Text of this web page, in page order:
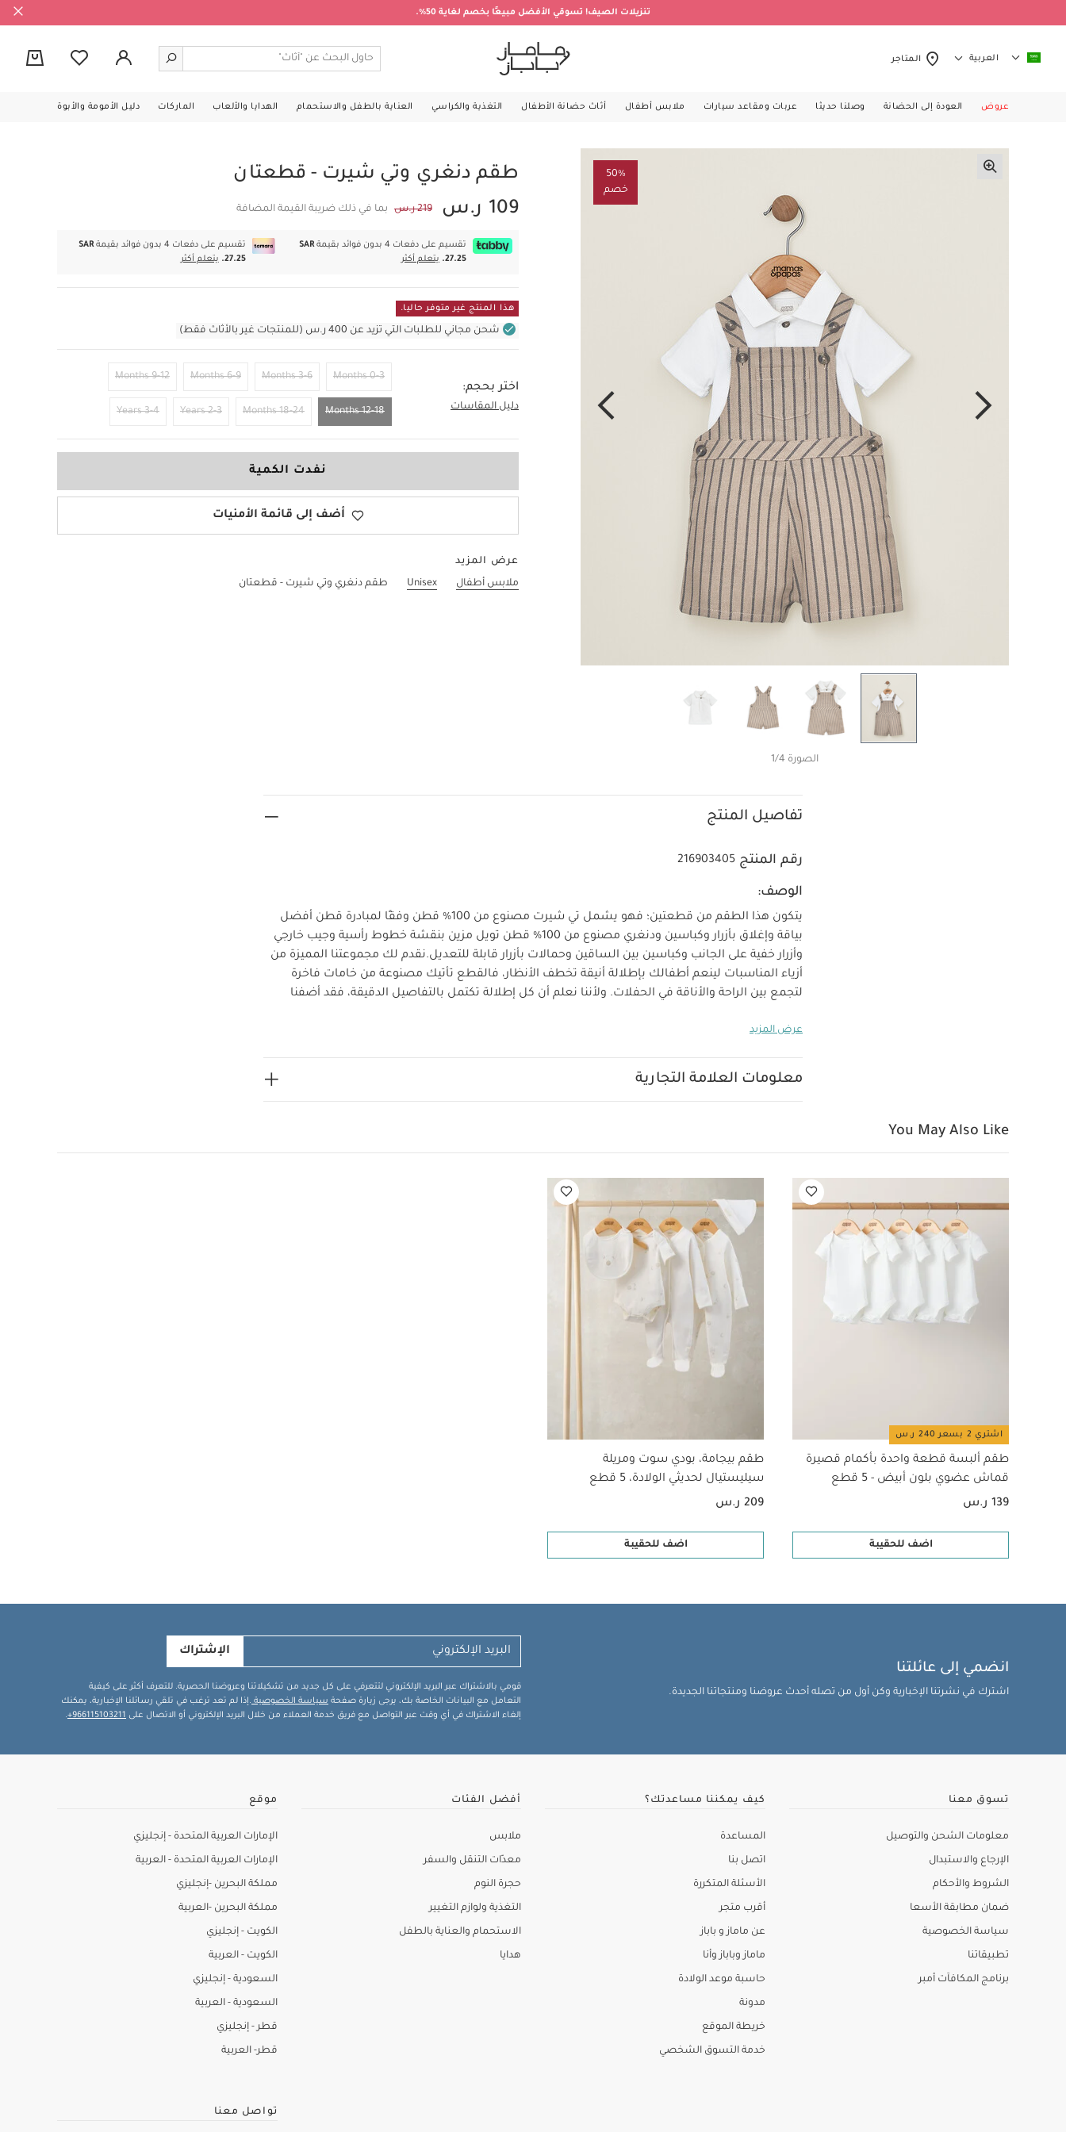
تنزيلات الصيف! تسوقي الأفضل مبيعًا بخصم لغاية 50%.
العربية المتاجر
عروض العودة إلى الحضانة وصلنا حديثا عربات ومقاعد سيارات ملابس أطفال أثاث حضانة الأطفال التغذية والكراسي العناية بالطفل والاستحمام الهدايا والألعاب الماركات دليل الأمومة والأبوة
50%
خصم
الصورة 1/4
طقم دنغري وتي شيرت - قطعتان
109 ر.س
219 ر.س بما في ذلك ضريبة القيمة المضافة
تقسيم على دفعات 4 بدون فوائد بقيمة
SAR
27.25.
يتعلم أكثر
تقسيم على دفعات 4 بدون فوائد بقيمة
SAR
27.25.
يتعلم أكثر
هذا المنتج غير متوفر حاليا.
شحن مجاني للطلبات التي تزيد عن 400 ر.س (للمنتجات غير بالأثاث فقط)
اختر بحجم:
دليل المقاسات
0-3 Months
3-6 Months
6-9 Months
9-12 Months
12-18 Months
18-24 Months
2-3 Years
3-4 Years 12-18 Months
نفدت الكمية
أضف إلى قائمة الأمنيات
عرض المزيد
ملابس أطفال
Unisex طقم دنغري وتي شيرت - قطعتان
تفاصيل المنتج
رقم المنتج 216903405
الوصف:
يتكون هذا الطقم من قطعتين؛ فهو يشمل تي شيرت مصنوع من 100‏‏‏‏%‏‏ قطن وفقًا لمبادرة قطن أفضل
بياقة وإغلاق بأزرار وكباسين ودنغري مصنوع من 100‏‏‏‏%‏‏ قطن تويل مزين بنقشة خطوط رأسية وجيب خارجي
وأزرار خفية على الجانب وكباسين بين الساقين وحمالات بأزرار قابلة للتعديل.نقدم لك مجموعتنا المميزة من
أزياء المناسبات لينعم أطفالك بإطلالة أنيقة تخطف الأنظار، فالقطع تأتيك مصنوعة من خامات فاخرة
لتجمع بين الراحة والأناقة في الحفلات. ولأننا نعلم أن كل إطلالة تكتمل بالتفاصيل الدقيقة، فقد أضفنا
الارتداء والتغيير
غسل على درجة حرارة 40 درجة مئوية
تجفيف على درجة حرارة منخفضة
عرض المزيد
معلومات العلامة التجارية
You May Also Like
اشتري 2 بسعر 240 ر.س
طقم ألبسة قطعة واحدة بأكمام قصيرة
قماش عضوي بلون أبيض - 5 قطع
139 ر.س
اضف للحقيبة
طقم بيجامة، بودي سوت ومريلة
سيليستيال لحديثي الولادة، 5 قطع
209 ر.س
اضف للحقيبة
انضمي إلى عائلتنا
اشترك في نشرتنا الإخبارية وكن أول من تصله أحدث عروضنا ومنتجاتنا الجديدة.
الإشتراك
قومي بالاشتراك عبر البريد الإلكتروني لتتعرفي على كل جديد من تشكيلاتنا وعروضنا الحصرية. للتعرف أكثر على كيفية
التعامل مع البيانات الخاصة بك، يرجى زيارة صفحة سياسة الخصوصية .إذا لم تعد ترغب في تلقي رسائلنا الإخبارية، يمكنك
إلغاء الاشتراك في أي وقت عبر التواصل مع فريق خدمة العملاء من خلال البريد الإلكتروني أو الاتصال على 966115103211+
.
تسوق معنا
معلومات الشحن والتوصيل
الإرجاع والاستبدال
الشروط والأحكام
ضمان مطابقة الأسعا
سياسة الخصوصية
تطبيقاتنا
برنامج المكافآت أمبر
كيف يمكننا مساعدتك؟
المساعدة
اتصل بنا
الأسئلة المتكررة
أقرب متجر
عن ماماز و باباز
ماماز وباباز وأنا
حاسبة موعد الولادة
مدونة
خريطة الموقع
خدمة التسوق الشخصي
أفضل الفئات
ملابس
معدّات التنقل والسفر
حجرة النوم
التغذية ولوازم التغيير
الاستحمام والعناية بالطفل
هدايا
موقع
الإمارات العربية المتحدة - إنجليزي
الإمارات العربية المتحدة - العربية
مملكة البحرين -إنجليزي
مملكة البحرين -العربية
الكويت - إنجليزي
الكويت - العربية
السعودية - إنجليزي
السعودية - العربية
قطر - إنجليزي
قطر- العربية
تواصل معنا